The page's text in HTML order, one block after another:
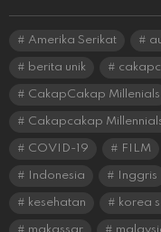
Amerika Serikat
berita unik
CakapCakap Millenials
Cakapcakap
COVID-19 FILM
Indonesia Inggris
kesehatan korea